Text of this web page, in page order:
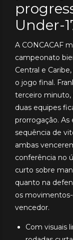
Under-
A CONCACAF
campeonato
Central e
o jogo final.
terceiro minuto,
duas equipes
prorrogação.
sequência de
ambas
conferência no
curto sobre
quanto na
os
vencedor.
Com visuais